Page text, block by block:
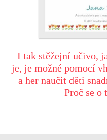
I tak stěžejní učivo,
je, je možné pomocí
a her naučit děti
Proč se o